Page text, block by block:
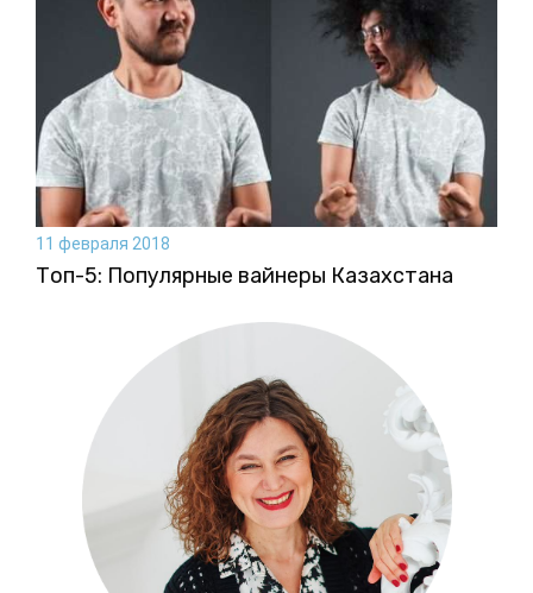
11 февраля 2018
Топ-5: Популярные вайнеры Казахстана